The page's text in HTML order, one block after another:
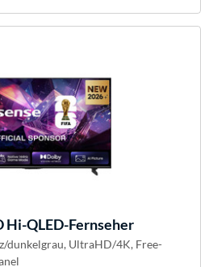
Hi-QLED-Fernseher
dunkelgrau, UltraHD/4K, Free-